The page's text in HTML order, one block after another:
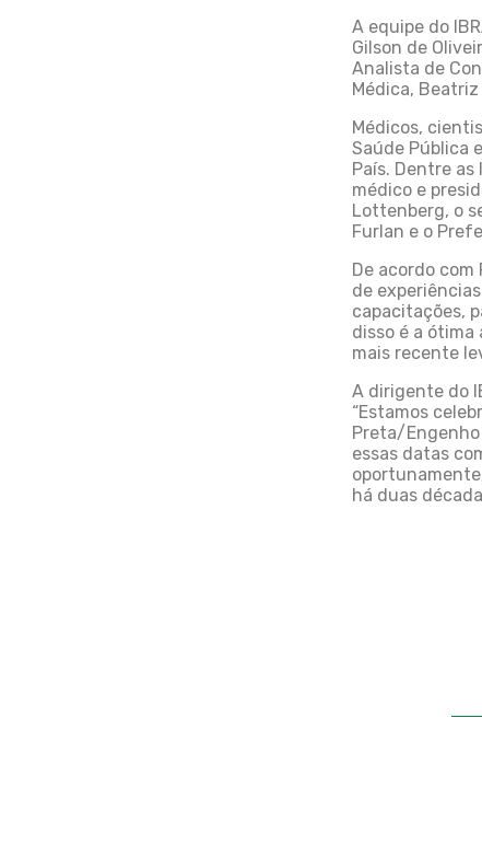
A equipe do
Gilson de
Analista de
Médica,
Médicos,
Saúde Pública
País. Dentre
médico e
Lottenberg, o
Furlan e o
De acordo
de
capacitações,
disso é a ótima
mais recente
A dirigente do
“Estamos
Preta/Engenho
essas datas
há duas